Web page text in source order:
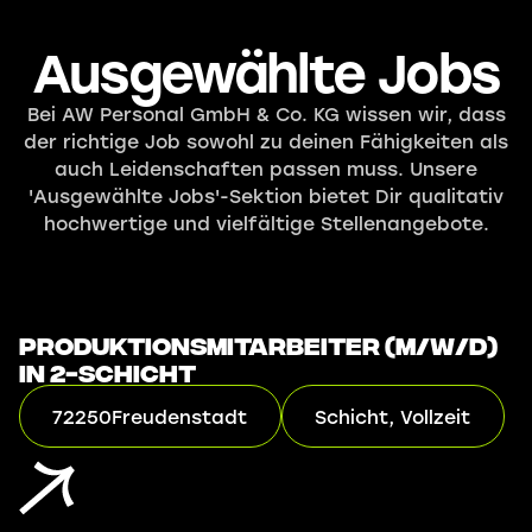
Ausgewählte Jobs
Bei AW Personal GmbH & Co. KG wissen wir, dass
der richtige Job sowohl zu deinen Fähigkeiten als
auch Leidenschaften passen muss. Unsere
'Ausgewählte Jobs'-Sektion bietet Dir qualitativ
hochwertige und vielfältige Stellenangebote.
Produktionsmitarbeiter (m/w/d)
in 2-Schicht
72250Freudenstadt Schicht, Vollzeit